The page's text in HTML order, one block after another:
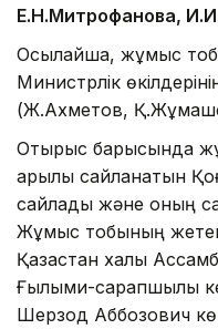
Е.Н.Митрофанова,
Осылайша, жұмыс
Министрлік
(Ж.Ахметов,
Отырыс барысында
арқылы сайланатын
сайлады және оның
Жұмыс тобының
Қазақстан халқы
Ғылыми-сарапшылық
Шерзод Аббозович